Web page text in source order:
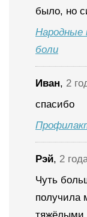
было, но
Народные
боли
Иван, 2
спасибо
Рэй, 2
Чуть
получила
тяжёлыми